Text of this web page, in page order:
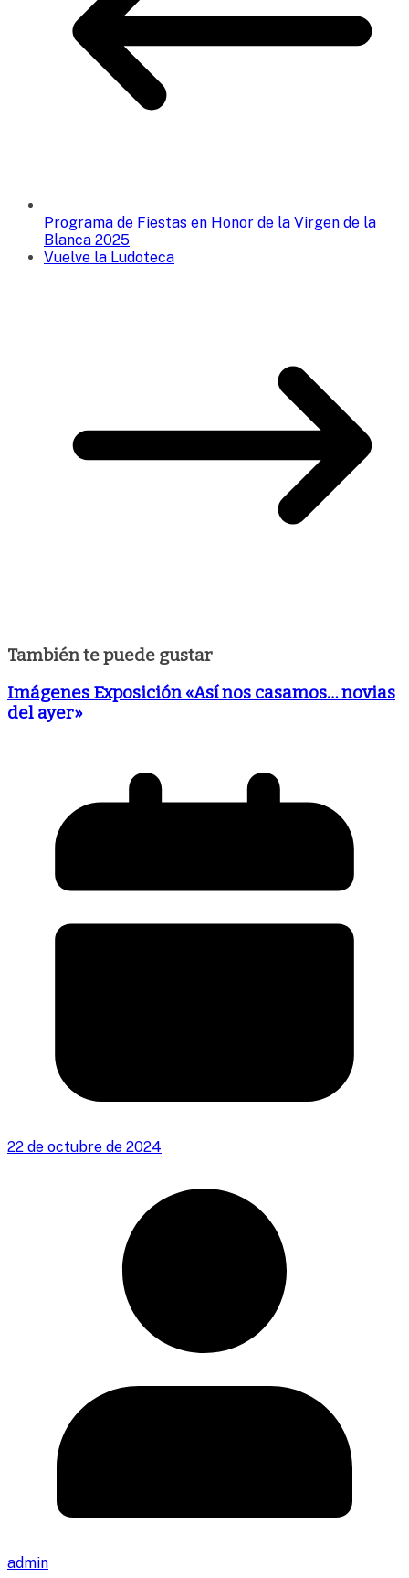
Programa de Fiestas en Honor de la Virgen de la
Blanca 2025
Vuelve la Ludoteca
También te puede gustar
Imágenes Exposición «Así nos casamos… novias
del ayer»
22 de octubre de 2024
admin